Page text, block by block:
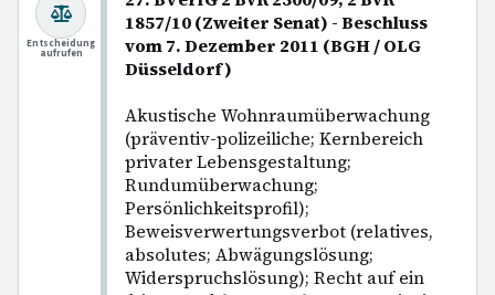
1857/10 (Zweiter Senat) - Beschluss
vom 7. Dezember 2011 (BGH / OLG
Düsseldorf)
Akustische Wohnraumüberwachung
(präventiv-polizeiliche; Kernbereich
privater Lebensgestaltung;
Rundumüberwachung;
Persönlichkeitsprofil);
Beweisverwertungsverbot (relatives,
absolutes; Abwägungslösung;
Widerspruchslösung); Recht auf ein
Entscheidung
aufrufen